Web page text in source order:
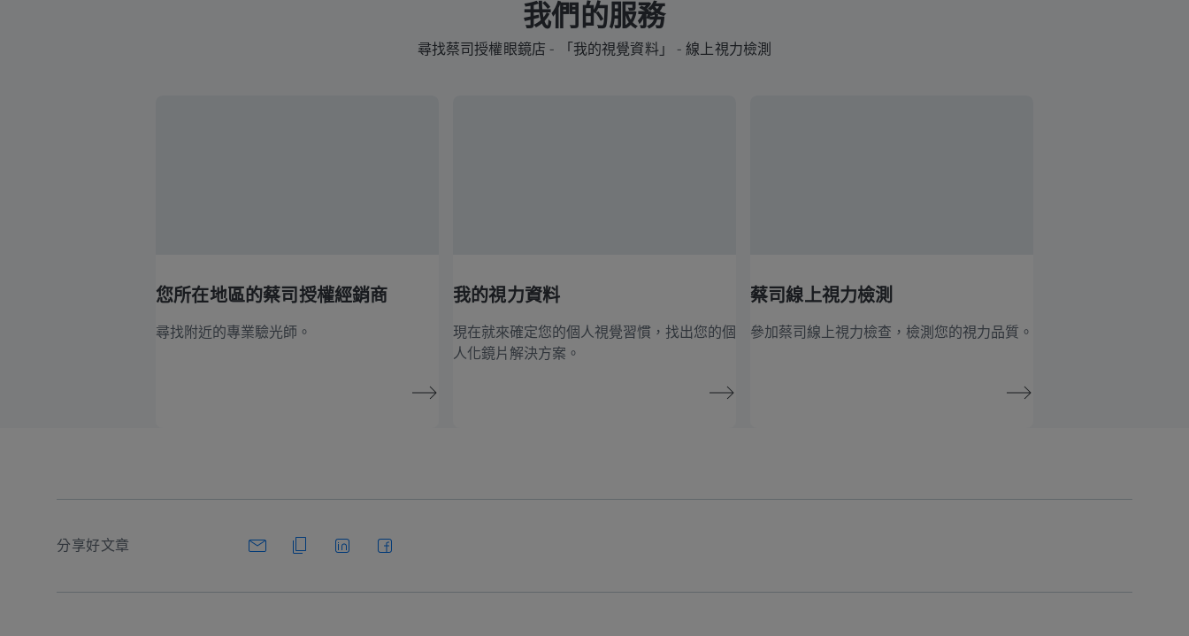
我們的服務
尋找蔡司授權眼鏡店 - 「我的視覺資料」 - 線上視力檢測
您所在地區的蔡司授權經銷商
尋找附近的專業驗光師。
我的視力資料
現在就來確定您的個人視覺習慣，找出您的個
人化鏡片解決方案。
蔡司線上視力檢測
參加蔡司線上視力檢查，檢測您的視力品質。
分享好文章